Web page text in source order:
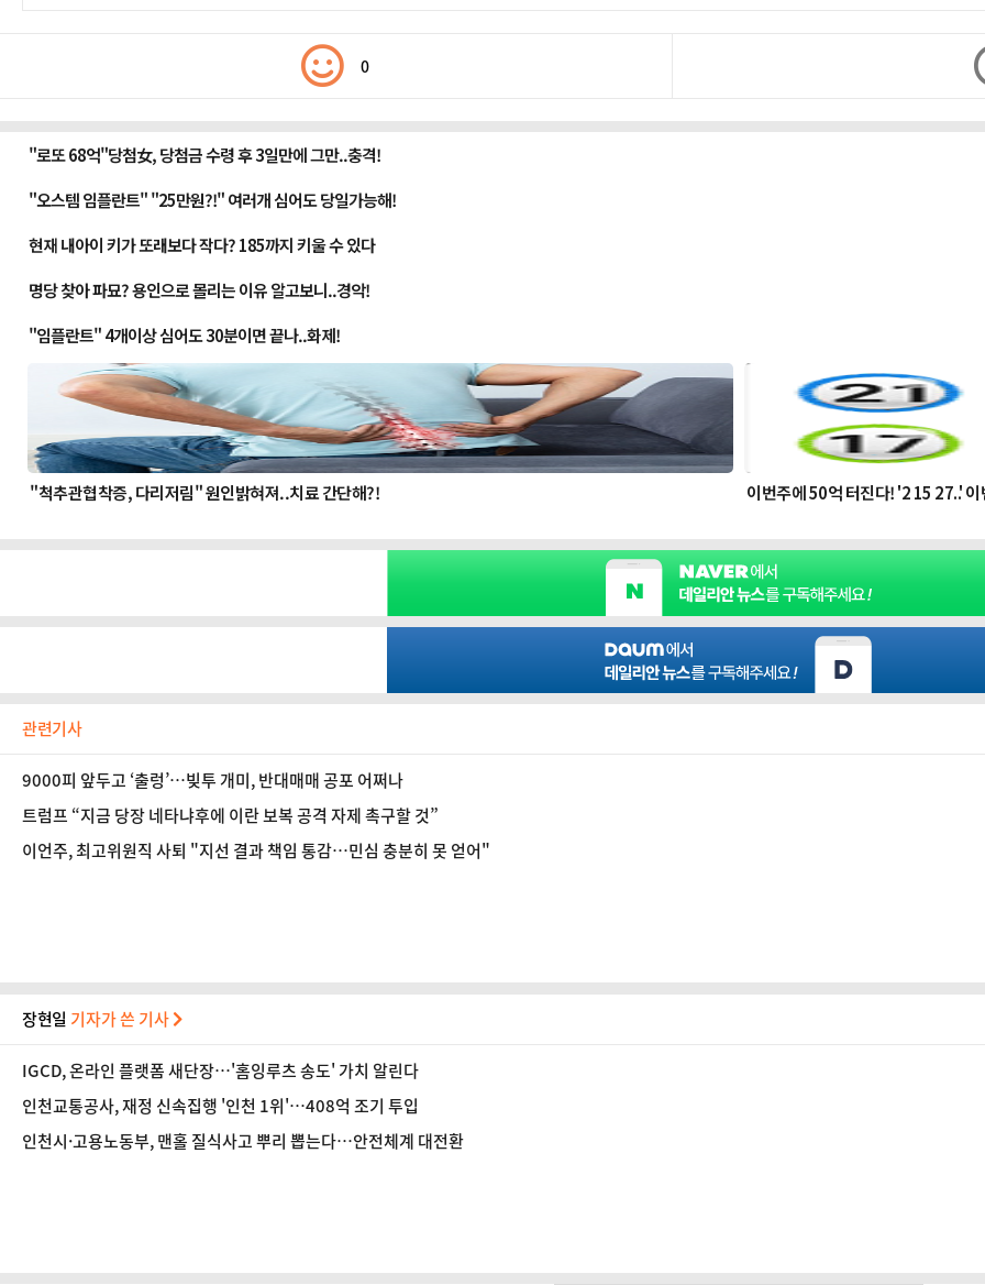
0
관련기사
9000피 앞두고 ‘출렁’…빚투 개미, 반대매매 공포 어쩌나
트럼프 “지금 당장 네타냐후에 이란 보복 공격 자제 촉구할 것”
이언주, 최고위원직 사퇴 "지선 결과 책임 통감…민심 충분히 못 얻어"
장현일 기자가 쓴 기사
IGCD, 온라인 플랫폼 새단장…'홈잉루츠 송도' 가치 알린다
인천교통공사, 재정 신속집행 '인천 1위'…408억 조기 투입
인천시·고용노동부, 맨홀 질식사고 뿌리 뽑는다…안전체계 대전환